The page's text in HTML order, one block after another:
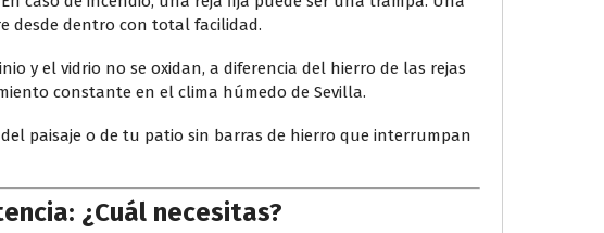
desde dentro con total facilidad.
y el vidrio no se oxidan, a diferencia del hierro de las rejas
constante en el clima húmedo de Sevilla.
paisaje o de tu patio sin barras de hierro que interrumpan
¿Cuál necesitas?